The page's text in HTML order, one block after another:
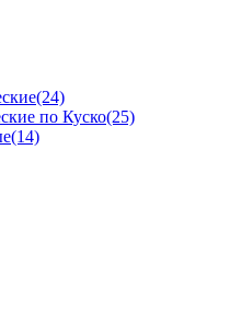
(24)
по Куско(25)
(14)